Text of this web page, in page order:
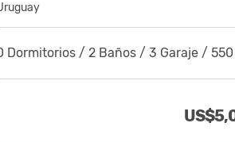
Dormitorios / 2 Baños / 3 Garaje / 550